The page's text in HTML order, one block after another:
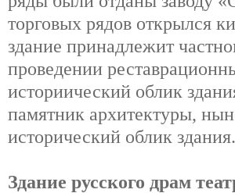
торговых рядов открылся
здание принадлежит
проведении
историический облик
памятник архитектуры,
исторический облик здания.
Здание русского драм